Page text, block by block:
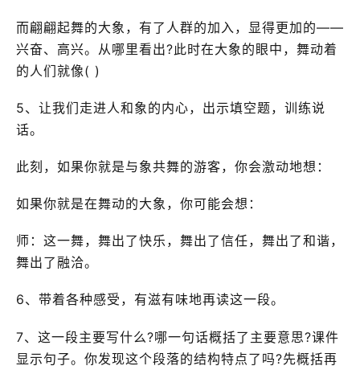
而翩翩起舞的大象，有了人群的加入，显得更加的——
兴奋、高兴。从哪里看出?此时在大象的眼中，舞动着
的人们就像( )
5、让我们走进人和象的内心，出示填空题，训练说
话。
此刻，如果你就是与象共舞的游客，你会激动地想：
如果你就是在舞动的大象，你可能会想：
师：这一舞，舞出了快乐，舞出了信任，舞出了和谐，
舞出了融洽。
6、带着各种感受，有滋有味地再读这一段。
7、这一段主要写什么?哪一句话概括了主要意思?课件
显示句子。你发现这个段落的结构特点了吗?先概括再